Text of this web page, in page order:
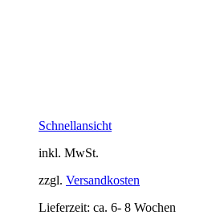
Schnellansicht
inkl. MwSt.
zzgl. Versandkosten
Lieferzeit: ca. 6- 8 Wochen